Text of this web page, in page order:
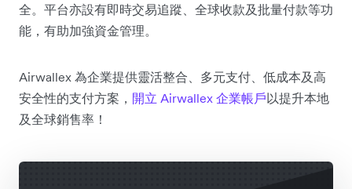
全。平台亦設有即時交易追蹤、全球收款及批量付款等功
能，有助加強資金管理。
Airwallex 為企業提供靈活整合、多元支付、低成本及高
安全性的支付方案， 開立 Airwallex 企業帳戶以提升本地
及全球銷售率！